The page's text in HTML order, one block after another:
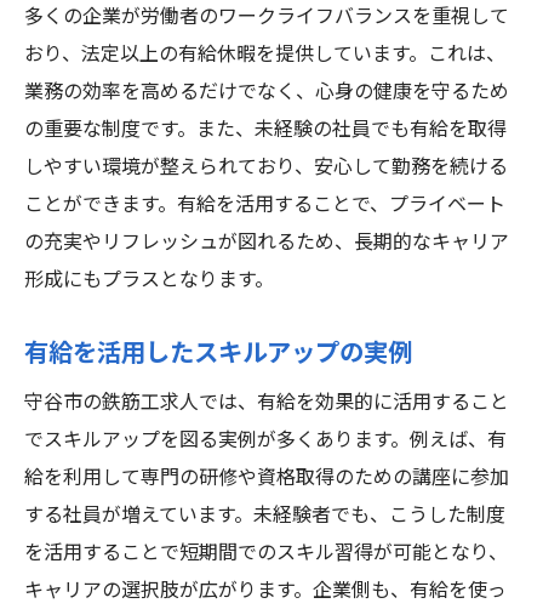
多くの企業が労働者のワークライフバランスを重視して
おり、法定以上の有給休暇を提供しています。これは、
業務の効率を高めるだけでなく、心身の健康を守るため
の重要な制度です。また、未経験の社員でも有給を取得
しやすい環境が整えられており、安心して勤務を続ける
ことができます。有給を活用することで、プライベート
の充実やリフレッシュが図れるため、長期的なキャリア
形成にもプラスとなります。
有給を活用したスキルアップの実例
守谷市の鉄筋工求人では、有給を効果的に活用すること
でスキルアップを図る実例が多くあります。例えば、有
給を利用して専門の研修や資格取得のための講座に参加
する社員が増えています。未経験者でも、こうした制度
を活用することで短期間でのスキル習得が可能となり、
キャリアの選択肢が広がります。企業側も、有給を使っ